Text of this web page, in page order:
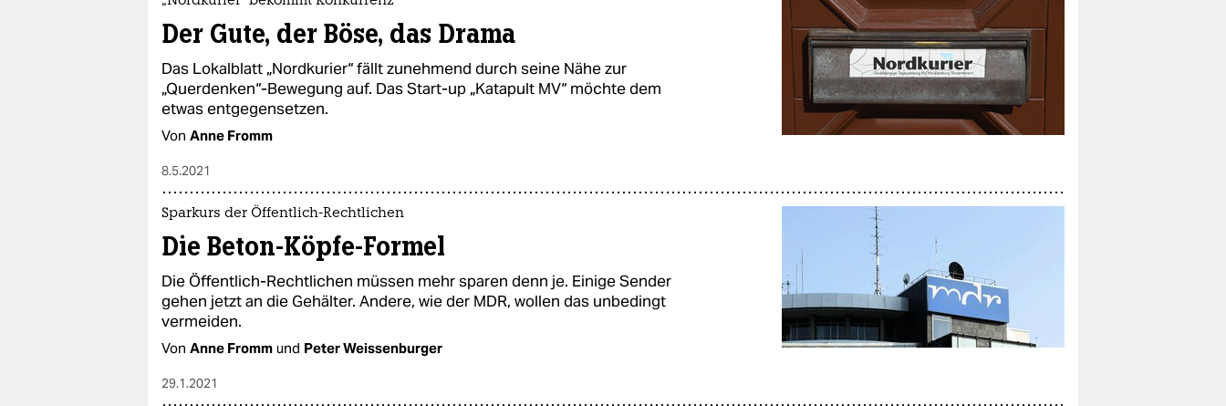
epaper login
Der Gute, der Böse, das Drama
Das Lokalblatt „Nordkurier“ fällt zunehmend durch seine Nähe zur
„Querdenken“-Bewegung auf. Das Start-up „Katapult MV“ möchte dem
etwas entgegensetzen.
Von Anne Fromm
8.5.2021
Sparkurs der Öffentlich-Rechtlichen
Die Beton-Köpfe-Formel
Die Öffentlich-Rechtlichen müssen mehr sparen denn je. Einige Sender
gehen jetzt an die Gehälter. Andere, wie der MDR, wollen das unbedingt
vermeiden.
Von Anne Fromm und Peter Weissenburger
29.1.2021